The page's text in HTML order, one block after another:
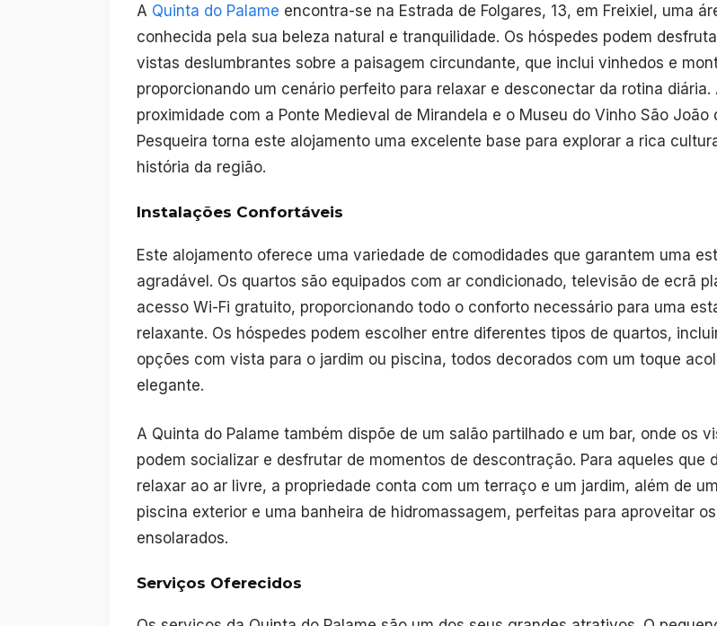
A Quinta do Palame encontra-se na Estrada de Folgares, 13, em Freixiel, uma
conhecida pela sua beleza natural e tranquilidade. Os hóspedes podem
vistas deslumbrantes sobre a paisagem circundante, que inclui vinhedos e
proporcionando um cenário perfeito para relaxar e desconectar da rotina diária.
proximidade com a Ponte Medieval de Mirandela e o Museu do Vinho São João
Pesqueira torna este alojamento uma excelente base para explorar a rica
história da região.
Instalações Confortáveis
Este alojamento oferece uma variedade de comodidades que garantem uma
agradável. Os quartos são equipados com ar condicionado, televisão de ecrã
acesso Wi-Fi gratuito, proporcionando todo o conforto necessário para uma
relaxante. Os hóspedes podem escolher entre diferentes tipos de quartos,
opções com vista para o jardim ou piscina, todos decorados com um toque
elegante.
A Quinta do Palame também dispõe de um salão partilhado e um bar, onde os
podem socializar e desfrutar de momentos de descontração. Para aqueles que
relaxar ao ar livre, a propriedade conta com um terraço e um jardim, além de
piscina exterior e uma banheira de hidromassagem, perfeitas para aproveitar
ensolarados.
Serviços Oferecidos